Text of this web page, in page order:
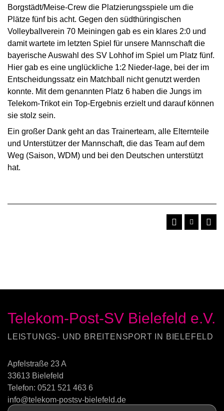
Borgstädt/Meise-Crew die Platzierungsspiele um die
Plätze fünf bis acht. Gegen den südthüringischen
Volleyballverein 70 Meiningen gab es ein klares 2:0 und
damit wartete im letzten Spiel für unsere Mannschaft die
bayerische Auswahl des SV Lohhof im Spiel um Platz fünf.
Hier gab es eine unglückliche 1:2 Nieder-lage, bei der im
Entscheidungssatz ein Matchball nicht genutzt werden
konnte. Mit dem genannten Platz 6 haben die Jungs im
Telekom-Trikot ein Top-Ergebnis erzielt und darauf können
sie stolz sein.
Ein großer Dank geht an das Trainerteam, alle Elternteile
und Unterstützer der Mannschaft, die das Team auf dem
Weg (Saison, WDM) und bei den Deutschen unterstützt
hat.
Telekom-Post-SV Bielefeld e.V.
LEISTUNGS- UND BREITENSPORT IN BIELEFELD
Apfelstraße 23 A
33613 Bielefeld
Telefon: 0521 521 463 6
info@telekom-postsv-bielefeld.de